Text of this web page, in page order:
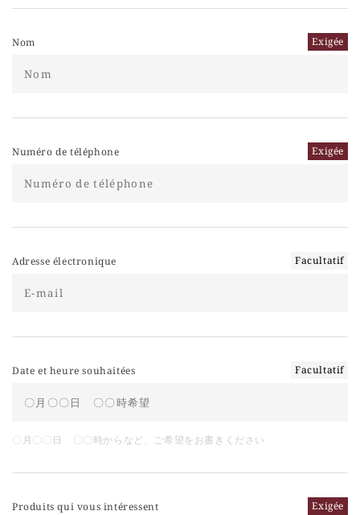
Nom Exigée
Numéro de téléphone Exigée
Adresse électronique Facultatif
Date et heure souhaitées Facultatif
〇月〇〇日 〇〇時からなど、ご希望をお書きください
Produits qui vous intéressent
Exigée